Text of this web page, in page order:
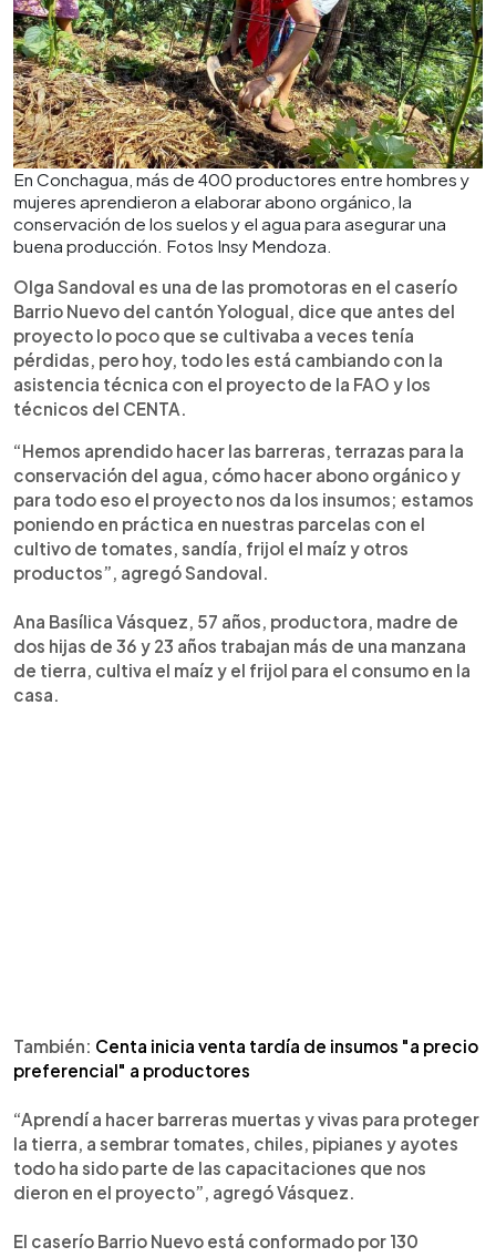
En Conchagua, más de 400 productores entre hombres y
mujeres aprendieron a elaborar abono orgánico, la
conservación de los suelos y el agua para asegurar una
buena producción. Fotos Insy Mendoza.
Olga Sandoval es una de las promotoras en el caserío
Barrio Nuevo del cantón Yologual, dice que antes del
proyecto lo poco que se cultivaba a veces tenía
pérdidas, pero hoy, todo les está cambiando con la
asistencia técnica con el proyecto de la FAO y los
técnicos del CENTA.
“Hemos aprendido hacer las barreras, terrazas para la
conservación del agua, cómo hacer abono orgánico y
para todo eso el proyecto nos da los insumos; estamos
poniendo en práctica en nuestras parcelas con el
cultivo de tomates, sandía, frijol el maíz y otros
productos”, agregó Sandoval.
Ana Basílica Vásquez, 57 años, productora, madre de
dos hijas de 36 y 23 años trabajan más de una manzana
de tierra, cultiva el maíz y el frijol para el consumo en la
casa.
También: Centa inicia venta tardía de insumos "a precio
preferencial" a productores
“Aprendí a hacer barreras muertas y vivas para proteger
la tierra, a sembrar tomates, chiles, pipianes y ayotes
todo ha sido parte de las capacitaciones que nos
dieron en el proyecto”, agregó Vásquez.
El caserío Barrio Nuevo está conformado por 130